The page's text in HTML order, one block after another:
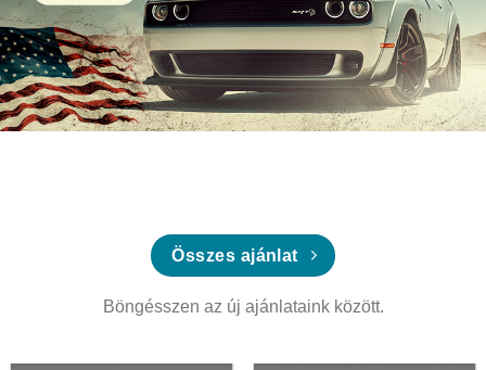
Összes ajánlat
Böngésszen az új ajánlataink között.